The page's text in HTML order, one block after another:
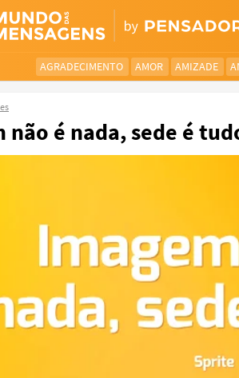
AGRADECIMENTO AMOR AMIZADE
não é nada, sede é